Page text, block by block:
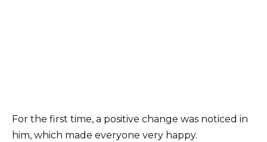
For the first time, a positive change was noticed in
him, which made everyone very happy.